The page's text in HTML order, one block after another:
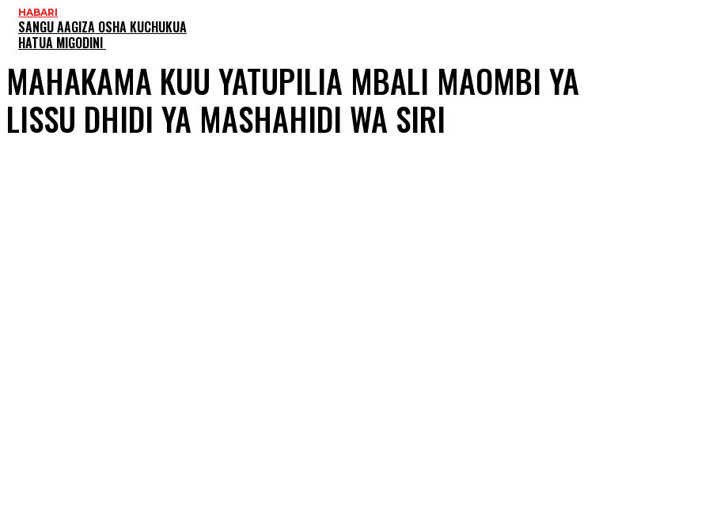
HABARI
SANGU AAGIZA OSHA KUCHUKUA
HATUA MIGODINI ‎
MAHAKAMA KUU YATUPILIA MBALI MAOMBI YA
LISSU DHIDI YA MASHAHIDI WA SIRI